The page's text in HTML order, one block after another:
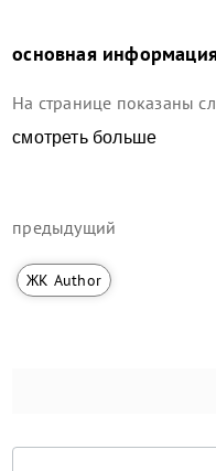
основная
На странице показаны
смотреть больше
предыдущий
ЖК Author